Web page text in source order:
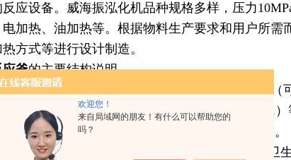
欢迎您！
来自局域网的朋友！有什么可以帮助您的
吗？
应设备。威海振泓化机品种规格多样，压力
加热、油加热等。根据物料生产要求和用户所
方式等进行设计制造。
釜的主要结构说明
体、夹套、搅拌装置、支承座四大部件组成
（
需要采用不锈钢（SUS304、 SUS316L或 SUS321）
要采用不锈钢（SUS304）
等。
设计，按需定制搅拌装置；搅拌轴封采用耐压卫